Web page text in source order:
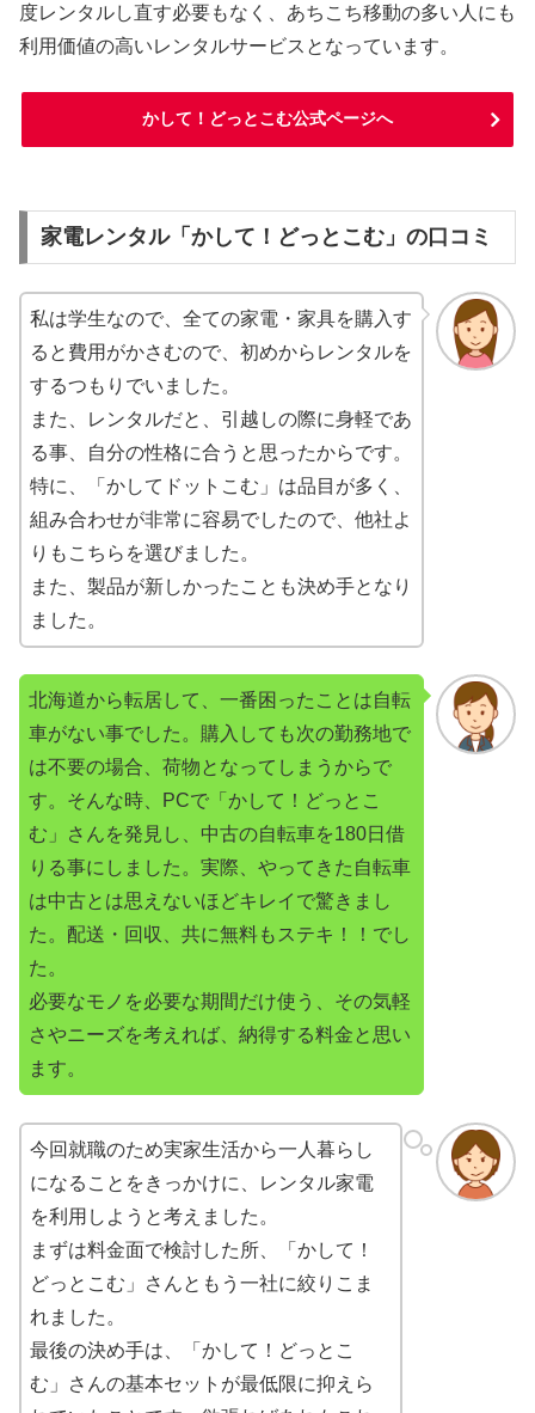
度レンタルし直す必要もなく、あちこち移動の多い人にも
利用価値の高いレンタルサービスとなっています。
かして！どっとこむ公式ページへ
家電レンタル「かして！どっとこむ」の口コミ
私は学生なので、全ての家電・家具を購入す
ると費用がかさむので、初めからレンタルを
するつもりでいました。
また、レンタルだと、引越しの際に身軽であ
る事、自分の性格に合うと思ったからです。
特に、「かしてドットこむ」は品目が多く、
組み合わせが非常に容易でしたので、他社よ
りもこちらを選びました。
また、製品が新しかったことも決め手となり
ました。
北海道から転居して、一番困ったことは自転
車がない事でした。購入しても次の勤務地で
は不要の場合、荷物となってしまうからで
す。そんな時、PCで「かして！どっとこ
む」さんを発見し、中古の自転車を180日借
りる事にしました。実際、やってきた自転車
は中古とは思えないほどキレイで驚きまし
た。配送・回収、共に無料もステキ！！でし
た。
必要なモノを必要な期間だけ使う、その気軽
さやニーズを考えれば、納得する料金と思い
ます。
今回就職のため実家生活から一人暮らし
になることをきっかけに、レンタル家電
を利用しようと考えました。
まずは料金面で検討した所、「かして！
どっとこむ」さんともう一社に絞りこま
れました。
最後の決め手は、「かして！どっとこ
む」さんの基本セットが最低限に抑えら